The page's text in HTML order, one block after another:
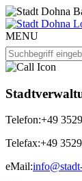
MENU
Telefon:+49
Telefax:+49
eMail: